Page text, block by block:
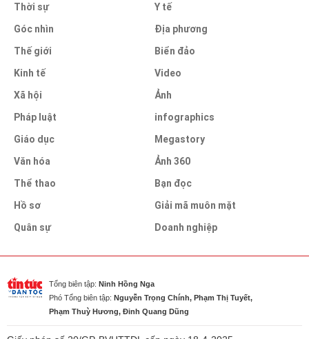
Thời sự
Góc nhìn
Thế giới
Kinh tế
Xã hội
Pháp luật
Giáo dục
Văn hóa
Thể thao
Hồ sơ
Quân sự
Y tế
Địa phương
Biển đảo
Video
Ảnh
infographics
Megastory
Ảnh 360
Bạn đọc
Giải mã muôn mặt
Doanh nghiệp
Tổng biên tập: Ninh Hồng Nga
Phó Tổng biên tập: Nguyễn Trọng Chính, Phạm Thị Tuyết,
Phạm Thuỳ Hương, Đinh Quang Dũng